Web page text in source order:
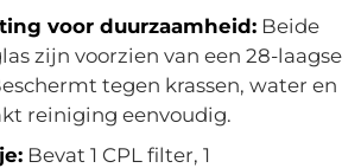
voor duurzaamheid: Beide
zijn voorzien van een 28-laagse
tegen krassen, water en
reiniging eenvoudig.
Bevat 1 CPL filter, 1